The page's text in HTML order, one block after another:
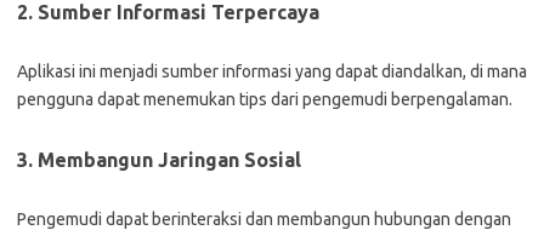
2. Sumber Informasi Terpercaya
Aplikasi ini menjadi sumber informasi yang dapat diandalkan, di mana
pengguna dapat menemukan tips dari pengemudi berpengalaman.
3. Membangun Jaringan Sosial
Pengemudi dapat berinteraksi dan membangun hubungan dengan